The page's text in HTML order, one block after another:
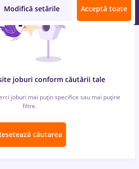
joburi conform căutării tale
joburi mai puțin specifice sau mai puține
filtre.
căutarea
Modifică setările Acceptă toate